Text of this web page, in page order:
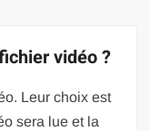
vidéo ?
Leur choix est
sera lue et la